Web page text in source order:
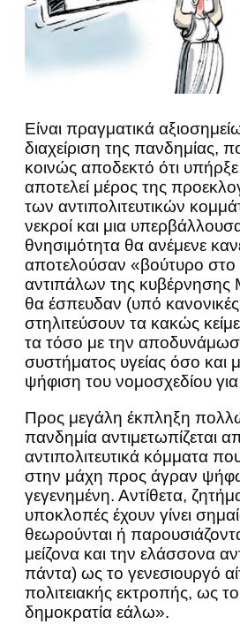
Είναι πραγματικά
διαχείριση της πανδημίας,
κοινώς αποδεκτό ότι
αποτελεί μέρος της
των αντιπολιτευτικών
νεκροί και μια
θνησιμότητα θα ανέμενε
αποτελούσαν «βούτυρο
αντιπάλων της
θα έσπευδαν (υπό
στηλιτεύσουν τα κακώς
τα τόσο με την
συστήματος υγείας όσο και
ψήφιση του νομοσχεδίου
Προς μεγάλη έκπληξη
πανδημία αντιμετωπίζεται
αντιπολιτευτικά κόμματα
στην μάχη προς άγραν
γεγενημένη. Αντίθετα,
υποκλοπές έχουν γίνει
θεωρούνται ή
μείζονα και την ελάσσονα
πάντα) ως το γενεσιουργό
πολιτειακής εκτροπής, ως
δημοκρατία εάλω».